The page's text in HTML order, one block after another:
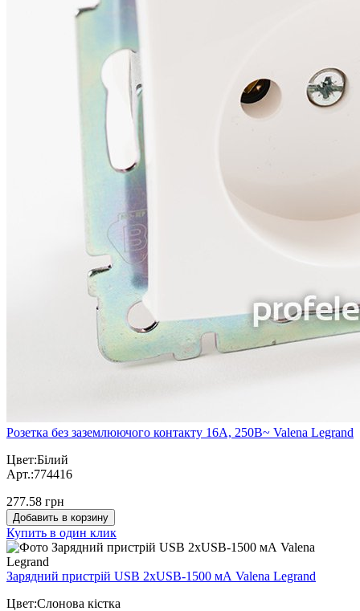
Розетка без заземлюючого контакту 16А, 250В~ Valena Legrand
Цвет:Білий
Арт.:774416
277.58 грн
Добавить в корзину
Купить в один клик
Зарядний пристрій USB 2хUSB-1500 мА Valena Legrand
Цвет:Слонова кістка